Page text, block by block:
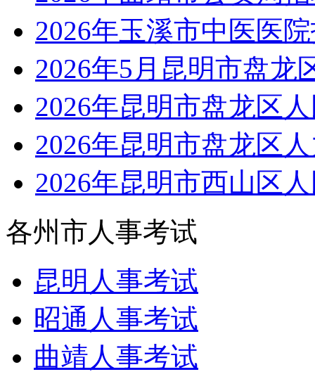
2026年玉溪市中医医
2026年5月昆明市盘龙
2026年昆明市盘龙区
2026年昆明市盘龙区
2026年昆明市西山区
各州市人事考试
昆明人事考试
昭通人事考试
曲靖人事考试